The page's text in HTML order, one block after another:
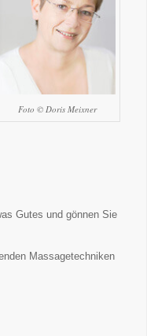
Foto © Doris Meixner
Gutes und gönnen Sie
Massagetechniken